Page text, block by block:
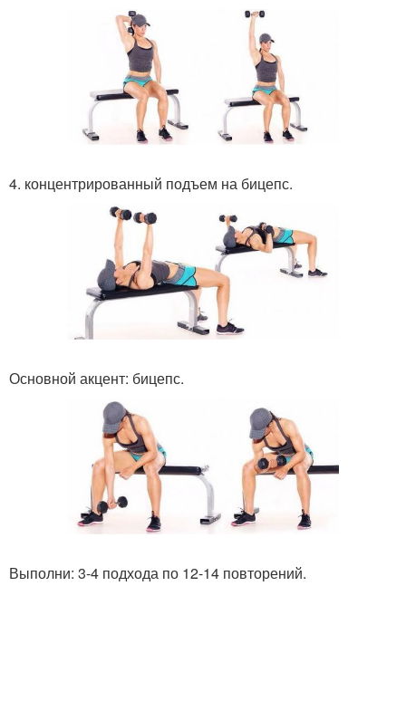
4. концентрированный подъем на бицепс.
Основной акцент: бицепс.
Выполни: 3-4 подхода по 12-14 повторений.